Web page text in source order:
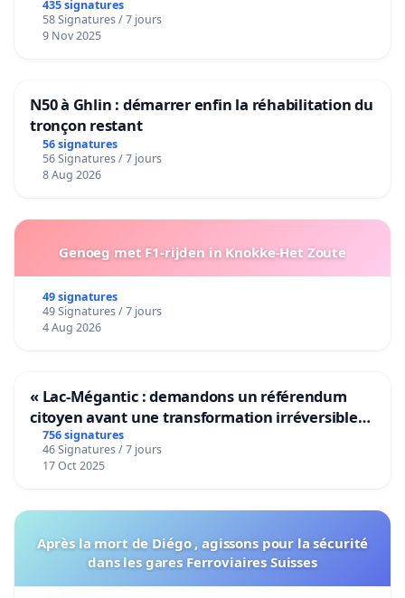
435 signatures
58 Signatures / 7 jours
9 Nov 2025
N50 à Ghlin : démarrer enfin la réhabilitation du
tronçon restant
56 signatures
56 Signatures / 7 jours
8 Aug 2026
Genoeg met F1-rijden in Knokke-Het Zoute
49 signatures
49 Signatures / 7 jours
4 Aug 2026
« Lac-Mégantic : demandons un référendum
citoyen avant une transformation irréversible
de notre territoire »
756 signatures
46 Signatures / 7 jours
17 Oct 2025
Après la mort de Diégo , agissons pour la sécurité
dans les gares Ferroviaires Suisses